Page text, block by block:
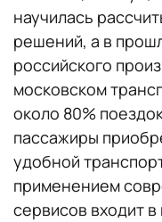
научилась
решений, а в
российского
московском
около 80%
пассажиры
удобной
применением
сервисов входит